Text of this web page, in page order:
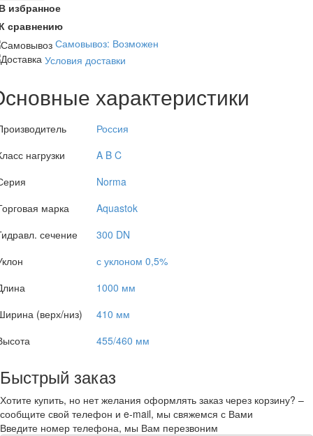
избранное
сравнению
Самовывоз: Возможен
Условия доставки
характеристики
Россия
нагрузки
A B C
Norma
марка
Aquastok
сечение
300 DN
с уклоном 0,5%
1000 мм
(верх/низ)
410 мм
455/460 мм
Быстрый заказ
Хотите купить, но нет желания оформлять заказ через корзину? –
сообщите свой телефон и e-mail, мы свяжемся с Вами
Введите номер телефона, мы Вам перезвоним